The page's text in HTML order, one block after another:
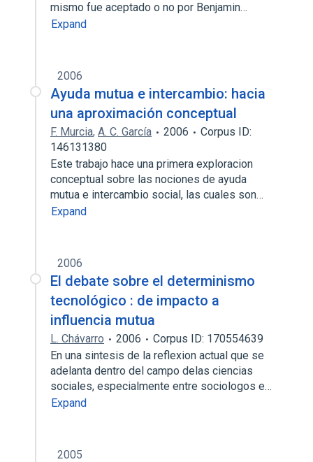
mismo fue aceptado o no por Benjamin…
Expand
2006
Ayuda mutua e intercambio: hacia
una aproximación conceptual
F. Murcia, A. C. García 2006
Corpus ID:
146131380
Este trabajo hace una primera exploracion
conceptual sobre las nociones de ayuda
mutua e intercambio social, las cuales son…
Expand
2006
El debate sobre el determinismo
tecnológico : de impacto a
influencia mutua
L. Chávarro 2006
Corpus ID: 170554639
En una sintesis de la reflexion actual que se
adelanta dentro del campo delas ciencias
sociales, especialmente entre sociologos e…
Expand
2005